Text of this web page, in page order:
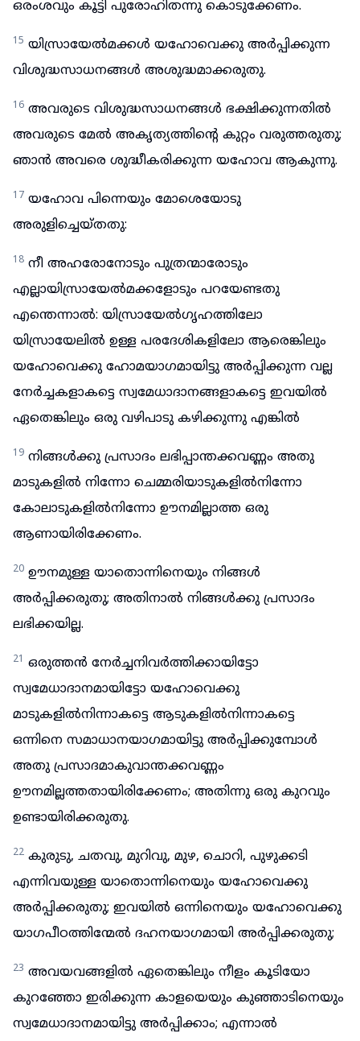
ഒരംശവും കൂട്ടി പുരോഹിതന്നു കൊടുക്കേണം.
15 യിസ്രായേൽമക്കൾ യഹോവെക്കു അർപ്പിക്കുന്ന
വിശുദ്ധസാധനങ്ങൾ അശുദ്ധമാക്കരുതു.
16 അവരുടെ വിശുദ്ധസാധനങ്ങൾ ഭക്ഷിക്കുന്നതിൽ
അവരുടെ മേൽ അകൃത്യത്തിന്റെ കുറ്റം വരുത്തരുതു;
ഞാൻ അവരെ ശുദ്ധീകരിക്കുന്ന യഹോവ ആകുന്നു.
17 യഹോവ പിന്നെയും മോശെയോടു
അരുളിച്ചെയ്തതു:
18 നീ അഹരോനോടും പുത്രന്മാരോടും
എല്ലായിസ്രായേൽമക്കളോടും പറയേണ്ടതു
എന്തെന്നാൽ: യിസ്രായേൽഗൃഹത്തിലോ
യിസ്രായേലിൽ ഉള്ള പരദേശികളിലോ ആരെങ്കിലും
യഹോവെക്കു ഹോമയാഗമായിട്ടു അർപ്പിക്കുന്ന വല്ല
നേർച്ചകളാകട്ടെ സ്വമേധാദാനങ്ങളാകട്ടെ ഇവയിൽ
ഏതെങ്കിലും ഒരു വഴിപാടു കഴിക്കുന്നു എങ്കിൽ
19 നിങ്ങൾക്കു പ്രസാദം ലഭിപ്പാന്തക്കവണ്ണം അതു
മാടുകളിൽ നിന്നോ ചെമ്മരിയാടുകളിൽനിന്നോ
കോലാടുകളിൽനിന്നോ ഊനമില്ലാത്ത ഒരു
ആണായിരിക്കേണം.
20 ഊനമുള്ള യാതൊന്നിനെയും നിങ്ങൾ
അർപ്പിക്കരുതു; അതിനാൽ നിങ്ങൾക്കു പ്രസാദം
ലഭിക്കയില്ല.
21 ഒരുത്തൻ നേർച്ചനിവർത്തിക്കായിട്ടോ
സ്വമേധാദാനമായിട്ടോ യഹോവെക്കു
മാടുകളിൽനിന്നാകട്ടെ ആടുകളിൽനിന്നാകട്ടെ
ഒന്നിനെ സമാധാനയാഗമായിട്ടു അർപ്പിക്കുമ്പോൾ
അതു പ്രസാദമാകുവാന്തക്കവണ്ണം
ഊനമില്ലത്തതായിരിക്കേണം; അതിന്നു ഒരു കുറവും
ഉണ്ടായിരിക്കരുതു.
22 കുരുടു, ചതവു, മുറിവു, മുഴ, ചൊറി, പുഴുക്കടി
എന്നിവയുള്ള യാതൊന്നിനെയും യഹോവെക്കു
അർപ്പിക്കരുതു; ഇവയിൽ ഒന്നിനെയും യഹോവെക്കു
യാഗപീഠത്തിന്മേൽ ദഹനയാഗമായി അർപ്പിക്കരുതു;
23 അവയവങ്ങളിൽ ഏതെങ്കിലും നീളം കൂടിയോ
കുറഞ്ഞോ ഇരിക്കുന്ന കാളയെയും കുഞ്ഞാടിനെയും
സ്വമേധാദാനമായിട്ടു അർപ്പിക്കാം; എന്നാൽ